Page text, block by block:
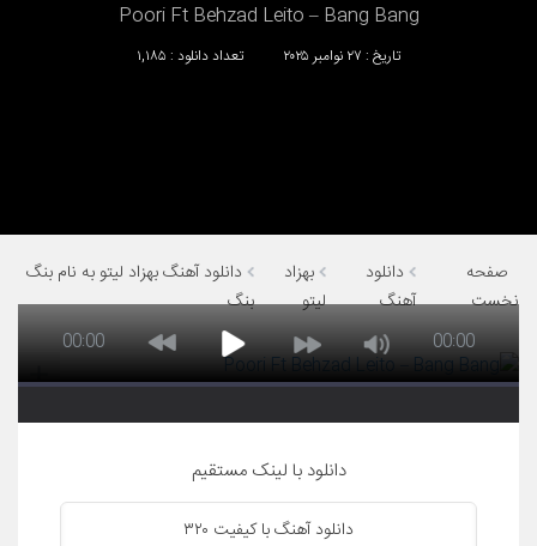
Poori Ft Behzad Leito – Bang Bang
تاریخ : ۲۷ نوامبر ۲۰۲۵ تعداد دانلود : ۱,۱۸۵
صفحه
نخست
دانلود
آهنگ
بهزاد
لیتو
دانلود آهنگ بهزاد لیتو به نام بنگ
بنگ
00:00
00:00
دانلود با لینک مستقیم
دانلود آهنگ با کیفیت ۳۲۰